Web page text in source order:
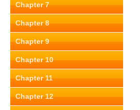
Chapter 7
Chapter 8
Chapter 9
Chapter 10
Chapter 11
Chapter 12